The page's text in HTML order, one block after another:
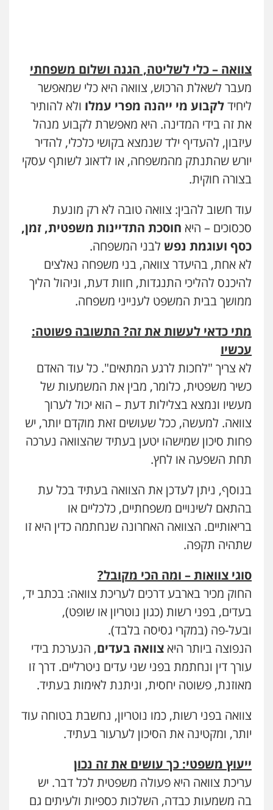
0505417090
שני אלגרבלי – משרד עורכי דין
פלילי עורכי דין לענייני אסירים תעבורה
0507120031
0544712201
עו"ד בועז קניג
פלילי משפחה כלכלי צבאי
0507003001
פלילי כלכלי צווארון לבן עורכי דין לענייני
אסירים אזרחי נדל"ן / עסקים
מנשה, אלמוג – עורכי דין
פלילי עבירות תנועה
עורכי דין לענייני אסירים מעצרים וחקירות
0546470989
עו"ד אסף דוק
פלילי עבירות מין
0526885006
צוואה – כלי לשליטה, הגנה ושלום משפחתי
מעבר לשאלת הרכוש, צוואה היא כלי שמאפשר
ליחידלקבוע מי ייהנה מפרי עמלו ולא להותיר
את זה בידי המדינה. היא מאפשרת לקבוע מנהל
עיזבון, להעדיף ילד שנמצא בקושי כלכלי, להדיר
יורש שהתנתק מהמשפחה, או לדאוג לשותף עסקי
בצורה חוקית.
עוד חשוב להבין: צוואה טובה לא רק מונעת
סכסוכים – היא חוסכת התדיינות משפטית, זמן,
כסף ועוגמת נפש לבני המשפחה.
לא אחת, בהיעדר צוואה, בני משפחה נאלצים
להיכנס להליכי התנגדות, חוות דעת, וניהול הליך
ממושך בבית המשפט לענייני משפחה.
מתי כדאי לעשות את זה? התשובה פשוטה:
עכשיו
לא צריך "לחכות לרגע המתאים". כל עוד האדם
כשיר משפטית, כלומר, מבין את המשמעות של
מעשיו ונמצא בצלילות דעת – הוא יכול לערוך
צוואה. למעשה, ככל שעושים זאת מוקדם יותר, יש
פחות סיכון שמישהו יטען בעתיד שהצוואה נערכה
תחת השפעה או לחץ.
בנוסף, ניתן לעדכן את הצוואה בעתיד בכל עת
בהתאם לשינויים משפחתיים, כלכליים או
בריאותיים. הצוואה האחרונה שנחתמה כדין היא זו
שתהיה תקפה.
סוגי צוואות – ומה הכי מקובל?
החוק מכיר בארבע דרכים לעריכת צוואה: בכתב יד,
בעדים, בפני רשות (כגון נוטריון או שופט),
ובעל-פה (במקרי גסיסה בלבד).
הנפוצה ביותר היא צוואה בעדים, הנערכת בידי
עורך דין ונחתמת בפני שני עדים ניטרליים. דרך זו
מאוזנת, פשוטה יחסית, וניתנת לאימות בעתיד.
צוואה בפני רשות, כמו נוטריון, נחשבת בטוחה עוד
יותר, ומקטינה את הסיכון לערעור בעתיד.
ייעוץ משפטי: כך עושים את זה נכון
עריכת צוואה היא פעולה משפטית לכל דבר. יש
בה משמעות כבדה, השלכות כספיות ולעיתים גם
עו"ד זקי אלעברה
פלילי פשיעה חמורה עורכי דין לענייני אסירים
0559600005
עו"ד מירב נוסבוים
לענייני אסירים
0522331443
רעות כהן – משרד עורכי דין
פלילי
0506277425
עו"ד רעות שמחון
אסירים תעבורה
0507623810
עו"ד שנהב אילון
פלילי פשיעה חמורה חקירות ומעצרים
עורכי דין לענייני אסירים
0549475678
פלילי מעצרים וחקירות
0543986802